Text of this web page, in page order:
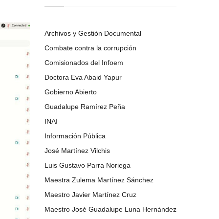
Archivos y Gestión Documental
Combate contra la corrupción
Comisionados del Infoem
Doctora Eva Abaid Yapur
Gobierno Abierto
Guadalupe Ramírez Peña
INAI
Información Pública
José Martínez Vilchis
Luis Gustavo Parra Noriega
Maestra Zulema Martínez Sánchez
Maestro Javier Martínez Cruz
Maestro José Guadalupe Luna Hernández